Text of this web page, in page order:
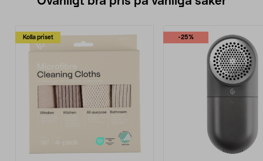
Kolla priset -25%